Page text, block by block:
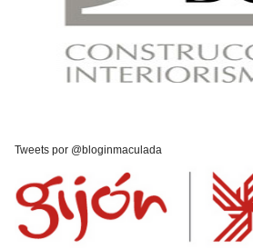
Tweets por @bloginmaculada